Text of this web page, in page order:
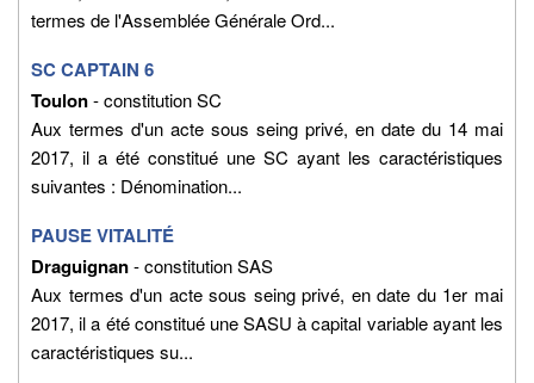
termes de l'Assemblée Générale Ord...
SC CAPTAIN 6
Toulon- constitution SC
Aux termes d'un acte sous seing privé, en date du 14 mai
2017, il a été constitué une SC ayant les caractéristiques
suivantes : Dénomination...
PAUSE VITALITÉ
Draguignan- constitution SAS
Aux termes d'un acte sous seing privé, en date du 1er mai
2017, il a été constitué une SASU à capital variable ayant les
caractéristiques su...